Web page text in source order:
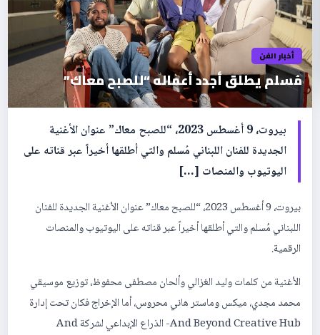
أخبار الفن
مُسلم يطلق أجدد أعماله “للصبح معاك”
بيروت، 9 أغسطس 2023، “للصبح معاك” عنوان الأغنية
الجديدة للفنان اللبناني مُسلم والتي أطلقها أخيراً عبر قناته على
اليوتيوب والمنصات […]
بيروت، 9 أغسطس 2023، “للصبح معاك” عنوان الأغنية الجديدة للفنان
اللبناني مُسلم والتي أطلقها أخيراً عبر قناته على اليوتيوب والمنصات
الرقمية.
الأغنية من كلمات وليد الغزالي وألحان مصطفى محفوظ، توزيع موسيقي
محمد مجدي، ميكس وماستر هاني محروس، أما الإخراج فكان تحت إدارة
And Beyond Creative Hub- الذراع الإبداعي لشركة And